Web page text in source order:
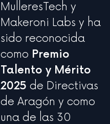
MulleresTech y
Makeroni Labs y ha
sido reconocida
como Premio
Talento y Mérito
2025 de Directivas
de Aragón y como
una de las 30